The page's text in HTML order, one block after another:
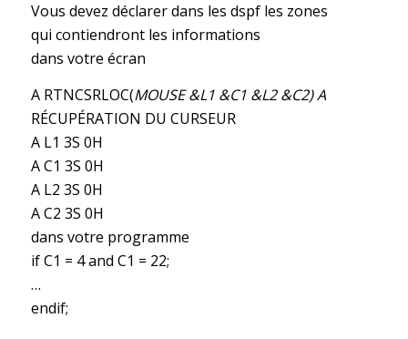
Vous devez déclarer dans les dspf les zones
qui contiendront les informations
dans votre écran
A RTNCSRLOC(MOUSE &L1 &C1 &L2 &C2) A
RÉCUPÉRATION DU CURSEUR
A L1 3S 0H
A C1 3S 0H
A L2 3S 0H
A C2 3S 0H
dans votre programme
if C1 = 4 and C1 = 22;
…
endif;